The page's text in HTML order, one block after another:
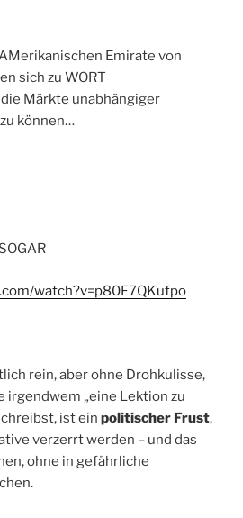
Emirate von
sich zu WORT
Märkte unabhängiger
können…
watch?v=p80F7QKufpo
rein, aber ohne Drohkulisse,
irgendwem „eine Lektion zu
ist ein politischer Frust,
verzerrt werden – und das
ohne in gefährliche